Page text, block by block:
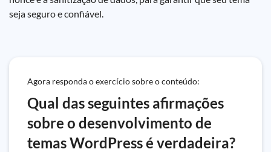
seja seguro e confiável.
Agora responda o exercício sobre o conteúdo:
Qual das seguintes afirmações
sobre o desenvolvimento de
temas WordPress é verdadeira?